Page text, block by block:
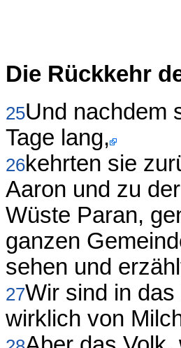
Die Rückkehr
25Und nachdem
Tage lang,
26kehrten sie
Aaron und zu
Wüste Paran,
ganzen
sehen und
27Wir sind in
wirklich von